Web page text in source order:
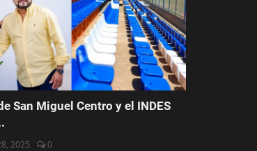
San Miguel Centro y el INDES
2025 0